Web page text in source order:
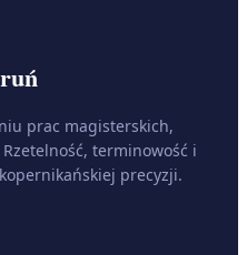
prac magisterskich,
terminowość i
precyzji.